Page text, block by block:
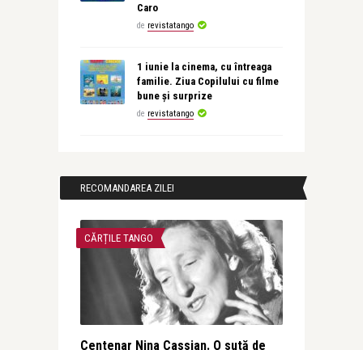
Caro
de revistatango
1 iunie la cinema, cu întreaga
familie. Ziua Copilului cu filme
bune și surprize
de revistatango
RECOMANDAREA ZILEI
CĂRȚILE TANGO
Centenar Nina Cassian. O sută de